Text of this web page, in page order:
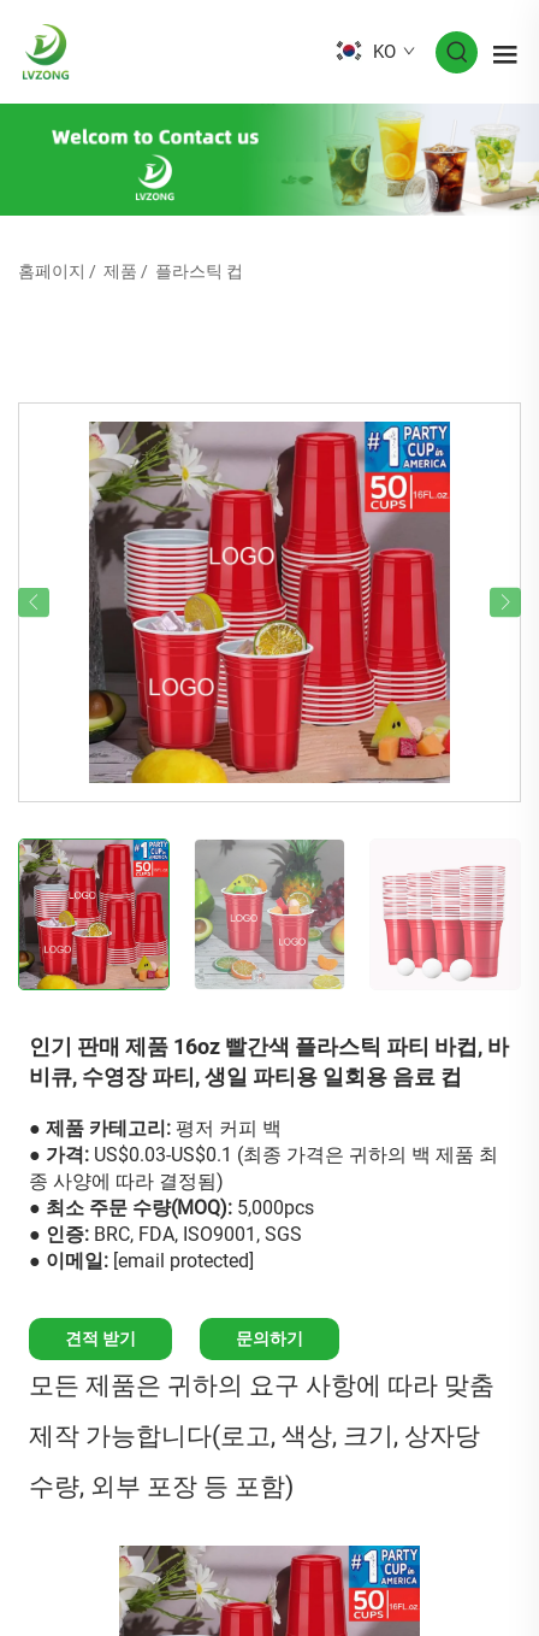
KO
홈페이지 / 제품 / 플라스틱 컵
인기 판매 제품 16oz 빨간색 플라스틱 파티 바컵, 바
비큐, 수영장 파티, 생일 파티용 일회용 음료 컵
● 제품 카테고리: 평저 커피 백
● 가격: US$0.03-US$0.1 (최종 가격은 귀하의 백 제품 최
종 사양에 따라 결정됨)
● 최소 주문 수량(MOQ): 5,000pcs
● 인증: BRC, FDA, ISO9001, SGS
● 이메일: [email protected]
견적 받기 문의하기
모든 제품은 귀하의 요구 사항에 따라 맞춤
제작 가능합니다(로고, 색상, 크기, 상자당
수량, 외부 포장 등 포함)